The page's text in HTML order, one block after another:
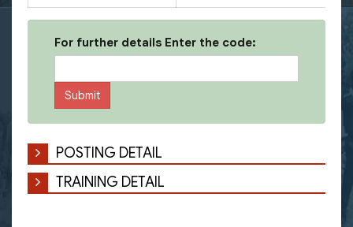
For further details Enter the code:
POSTING DETAIL
TRAINING DETAIL